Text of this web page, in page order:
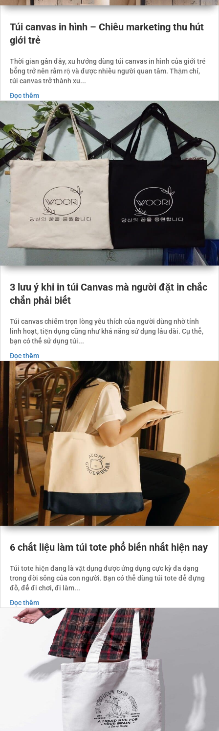
Túi canvas in hình – Chiêu marketing thu hút
giới trẻ
Thời gian gần đây, xu hướng dùng túi canvas in hình của giới trẻ
bỗng trở nên rầm rộ và được nhiều người quan tâm. Thậm chí,
túi canvas trở thành xu...
Đọc thêm
3 lưu ý khi in túi Canvas mà người đặt in chắc
chắn phải biết
Túi canvas chiếm trọn lòng yêu thích của người dùng nhờ tính
linh hoạt, tiện dụng cũng như khả năng sử dụng lâu dài. Cụ thể,
bạn có thể sử dụng túi...
Đọc thêm
6 chất liệu làm túi tote phổ biến nhất hiện nay
Túi tote hiện đang là vật dụng được ứng dụng cực kỳ đa dạng
trong đời sống của con người. Bạn có thể dùng túi tote để đựng
đồ, để đi chơi, đi làm...
Đọc thêm